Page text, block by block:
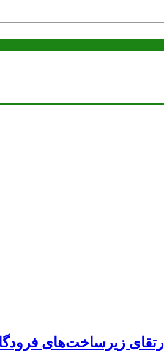
زیرساخت‌های